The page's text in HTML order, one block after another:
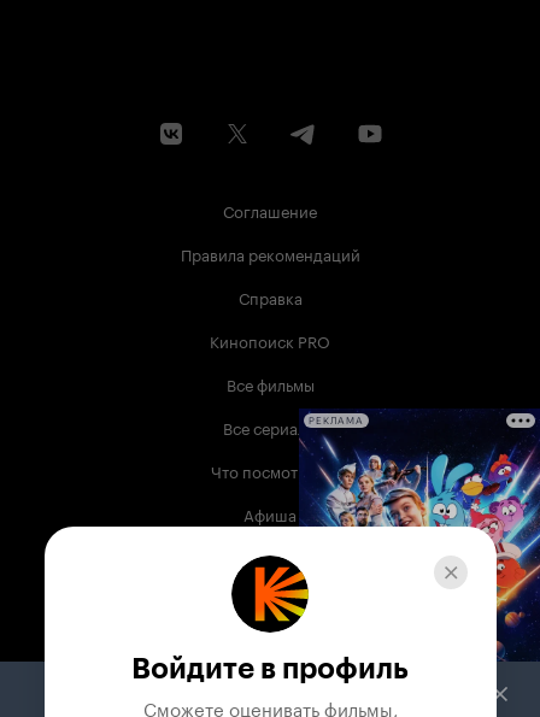
Соглашение
Правила рекомендаций
Справка
Кинопоиск PRO
Все фильмы
Все сериалы
Что посмотреть
Афиша
Музыка
Телепрограмма
Служба поддержки
РЕКЛАМА
Войдите в профиль
Сможете оценивать фильмы,